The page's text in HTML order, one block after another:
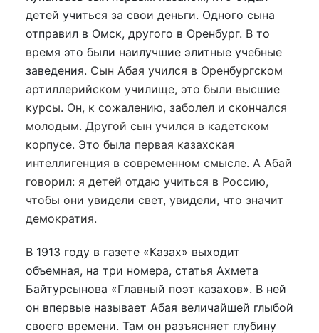
детей учиться за свои деньги. Одного сына
отправил в Омск, другого в Оренбург. В то
время это были наилучшие элитные учебные
заведения. Сын Абая учился в Оренбургском
артиллерийском училище, это были высшие
курсы. Он, к сожалению, заболел и скончался
молодым. Другой сын учился в кадетском
корпусе. Это была первая казахская
интеллигенция в современном смысле. А Абай
говорил: я детей отдаю учиться в Россию,
чтобы они увидели свет, увидели, что значит
демократия.
В 1913 году в газете «Казах» выходит
объемная, на три номера, статья Ахмета
Байтурсынова «Главный поэт казахов». В ней
он впервые называет Абая величайшей глыбой
своего времени. Там он разъясняет глубину